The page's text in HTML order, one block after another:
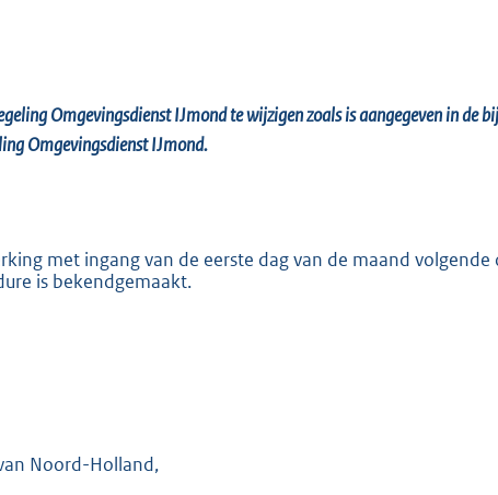
Omgevingsdienst IJmond te wijzigen zoals is aangegeven in de
Omgevingsdienst IJmond.
met ingang van de eerste dag van de maand
is bekendgemaakt.
Noord-Holland,